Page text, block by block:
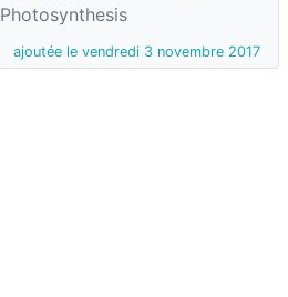
Photosynthesis
ajoutée le vendredi 3 novembre 2017